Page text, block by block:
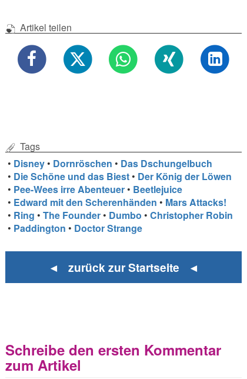
Artikel teilen
Tags
• Disney • Dornröschen • Das Dschungelbuch
• Die Schöne und das Biest • Der König der Löwen
• Pee-Wees irre Abenteuer • Beetlejuice
• Edward mit den Scherenhänden • Mars Attacks!
• Ring •The Founder • Dumbo •Christopher Robin
• Paddington • Doctor Strange
◄ zurück zur Startseite ◄
Schreibe den ersten Kommentar
zum Artikel